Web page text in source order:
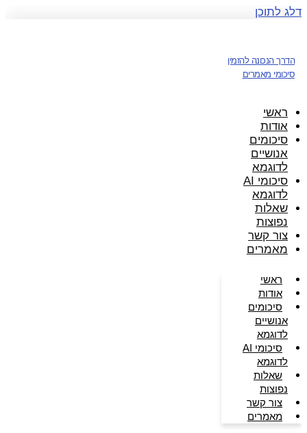
דלג לתוכן
הדרך הנכונה להזמין
סיכומי מאמרים
ראשי
אודות
סיכומים
אנושיים
לדוגמא
סיכומי AI
לדוגמא
שאלות
נפוצות
צור קשר
מאמרים
ראשי
אודות
סיכומים
אנושיים
לדוגמא
סיכומי AI
לדוגמא
שאלות
נפוצות
צור קשר
מאמרים